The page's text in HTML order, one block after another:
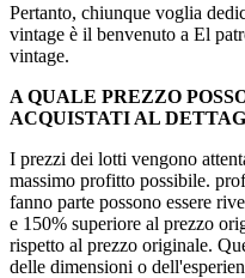
Pertanto, chiunque voglia
vintage è il benvenuto a El
vintage.
A QUALE PREZZO
ACQUISTATI AL
I prezzi dei lotti vengono
massimo profitto possibile.
fanno parte possono essere
e 150% superiore al prezzo
rispetto al prezzo originale.
delle dimensioni o